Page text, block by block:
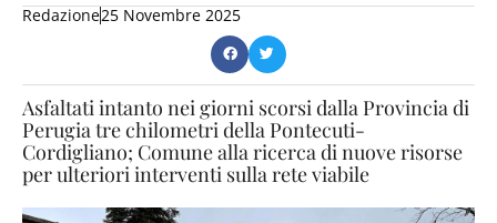
Redazione25 Novembre 2025
Asfaltati intanto nei giorni scorsi dalla Provincia di
Perugia tre chilometri della Pontecuti-
Cordigliano; Comune alla ricerca di nuove risorse
per ulteriori interventi sulla rete viabile